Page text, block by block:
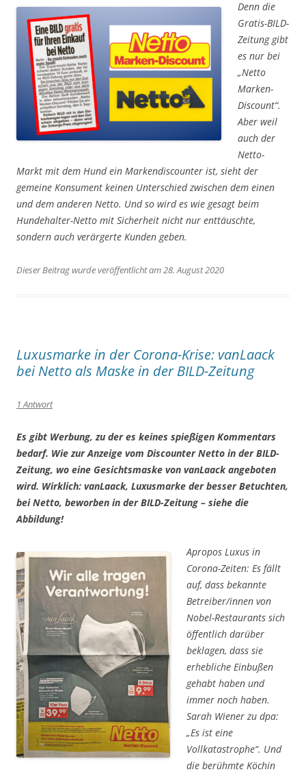
Denn die
Gratis-BILD-
Zeitung gibt
es nur bei
„Netto
Marken-
Discount“.
Aber weil
auch der
Netto-
Markt mit dem Hund ein Markendiscounter ist, sieht der
gemeine Konsument keinen Unterschied zwischen dem einen
und dem anderen Netto. Und so wird es wie gesagt beim
Hundehalter-Netto mit Sicherheit nicht nur enttäuschte,
sondern auch verärgerte Kunden geben.
Dieser Beitrag wurde veröffentlicht am 28. August 2020
Luxusmarke in der Corona-Krise: vanLaack
bei Netto als Maske in der BILD-Zeitung
1 Antwort
Es gibt Werbung, zu der es keines spießigen Kommentars
bedarf. Wie zur Anzeige vom Discounter Netto in der BILD-
Zeitung, wo eine Gesichtsmaske von vanLaack angeboten
wird. Wirklich: vanLaack, Luxusmarke der besser Betuchten,
bei Netto, beworben in der BILD-Zeitung – siehe die
Abbildung!
Apropos Luxus in
Corona-Zeiten: Es fällt
auf, dass bekannte
Betreiber/innen von
Nobel-Restaurants sich
öffentlich darüber
beklagen, dass sie
erhebliche Einbußen
gehabt haben und
immer noch haben.
Sarah Wiener zu dpa:
„Es ist eine
Vollkatastrophe“. Und
die berühmte Köchin